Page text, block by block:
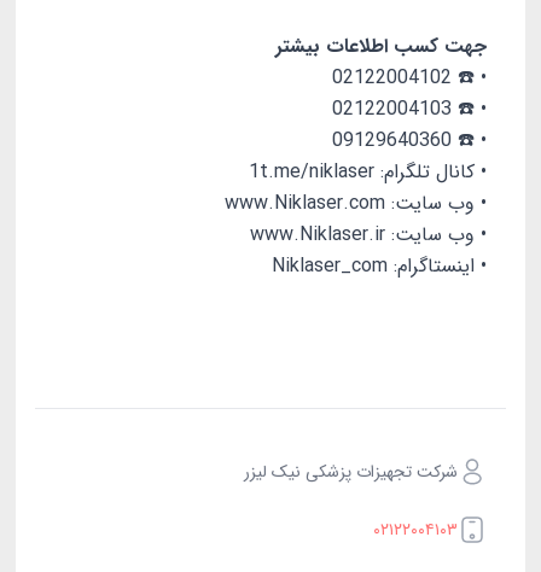
جهت کسب اطلاعات بیشتر
• ☎️ 02122004102
• ☎️ 02122004103
• ☎️ 09129640360
• کانال تلگرام: 1t.me/niklaser
• وب سایت: www.Niklaser.com
• وب سایت: www.Niklaser.ir
• اینستاگرام: Niklaser_com
شرکت تجهیزات پزشکی نیک لیزر
۰۲۱۲۲۰۰۴۱۰۳